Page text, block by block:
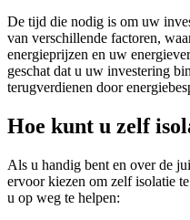
De tijd die nodig is om uw
van verschillende factoren,
energieprijzen en uw
geschat dat u uw investering
terugverdienen door
Hoe kunt u zelf
Als u handig bent en over de
ervoor kiezen om zelf isolatie
u op weg te helpen: